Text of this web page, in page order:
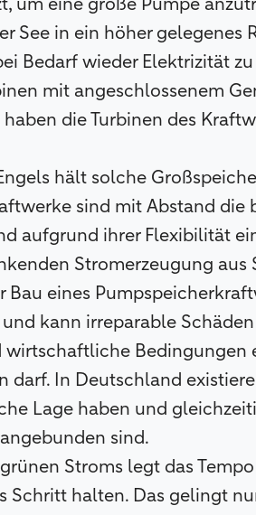
um eine große Pumpe
See in ein höher gelegenes
Bedarf wieder Elektrizität
mit angeschlossenem
die Turbinen des
hält solche
sind mit Abstand
aufgrund ihrer Flexibilität
Stromerzeugung aus
Bau eines
kann irreparable
Bedingungen
darf. In Deutschland
Lage haben und
sind.
Stroms legt das
Schritt halten. Das gelingt